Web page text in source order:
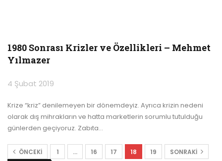
1980 Sonrası Krizler ve Özellikleri – Mehmet
Yılmazer
4 Şubat 2019
Krize “kriz” denilemeyen bir dönemdeyiz. Ayrıca krizin nedeni
olarak dış mihrakların ve hatta marketlerin sorumlu tutulduğu
günlerden geçiyoruz. Zabıta…
ÖNCEKI 1 … 16 17 18 19 SONRAKI